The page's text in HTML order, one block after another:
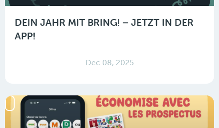
DEIN JAHR MIT BRING! – JETZT IN DER
APP!
Dec 08, 2025